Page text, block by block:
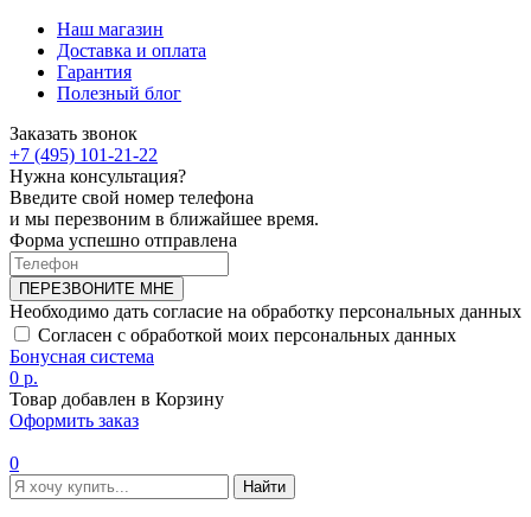
Наш магазин
Доставка и оплата
Гарантия
Полезный блог
Заказать звонок
+7 (495) 101-21-22
Нужна консультация?
Введите свой номер телефона
и мы перезвоним в ближайшее время.
Форма успешно отправлена
ПЕРЕЗВОНИТЕ МНЕ
Необходимо дать согласие на обработку персональных данных
Согласен с обработкой моих персональных данных
Бонусная система
0 р.
Товар добавлен в Корзину
Оформить заказ
0
Найти